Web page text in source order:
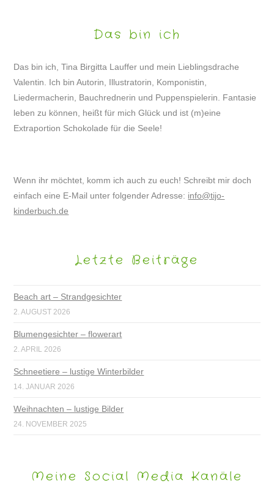
Das bin ich
Das bin ich, Tina Birgitta Lauffer und mein Lieblingsdrache
Valentin. Ich bin Autorin, Illustratorin, Komponistin,
Liedermacherin, Bauchrednerin und Puppenspielerin. Fantasie
leben zu können, heißt für mich Glück und ist (m)eine
Extraportion Schokolade für die Seele!
Wenn ihr möchtet, komm ich auch zu euch! Schreibt mir doch
einfach eine E-Mail unter folgender Adresse: info@tijo-
kinderbuch.de
Letzte Beiträge
Beach art – Strandgesichter
2. AUGUST 2026
Blumengesichter – flowerart
2. APRIL 2026
Schneetiere – lustige Winterbilder
14. JANUAR 2026
Weihnachten – lustige Bilder
24. NOVEMBER 2025
Meine Social Media Kanäle